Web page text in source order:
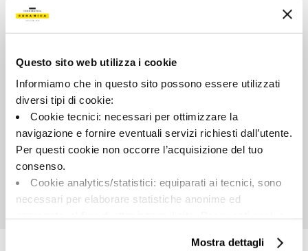
Questo sito web utilizza i cookie
Informiamo che in questo sito possono essere utilizzati
diversi tipi di cookie:
Cookie tecnici: necessari per ottimizzare la
navigazione e fornire eventuali servizi richiesti dall’utente.
Per questi cookie non occorre l’acquisizione del tuo
consenso.
Cookie analytics/statistici: equiparati ai tecnici, sono
necessari per elaborare statistiche anonime ed
Cookie di profilazione/marketing: sono utilizzati, solo
Mostra dettagli
Colors:
Military green
Plain
Format:
120.0x120.0
natural
matt
Shade variations:
Unit of measure:
MQ